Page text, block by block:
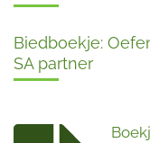
Biedboekje:
SA partner